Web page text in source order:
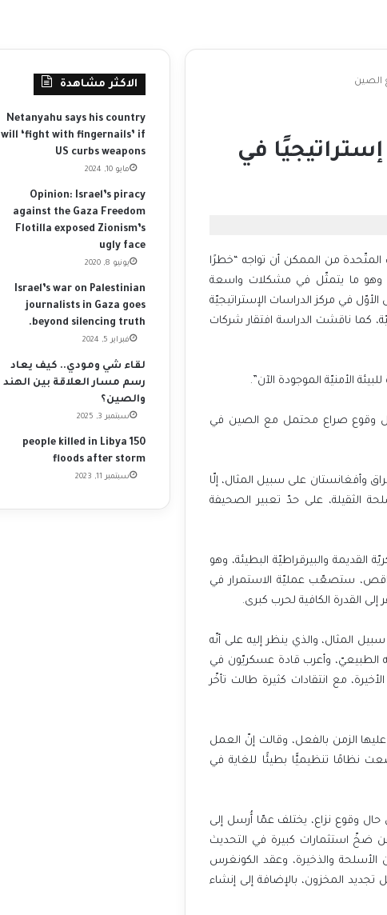
الصين
في
المتّحدة من الممكن أن تواجه “خطرًا
وهو ما يتمثّل في مشكلات واسعة
في مركز الدراسات الإستراتيجيّة
كما ناقشت الدراسة افتقار شركات
الأمنيّة الموجودة الآن”.
حال وقوع صراع محتمل مع الصين في
وأفغانستان على سبيل المثال، إلّا
الثقيلة، على حدّ تعبير الصحيفة
والبيرقراطيّة البطيئة، وهو
ستصعّب عمليّة الاستمرار في
إلى القدرة الكافية لحرب كبرى.
المثال، والذي ينظر إليه على أنّه
الطبيعيّ، وأعرب قادة عسكريّون في
مع انتقادات كثيرة طالت تأخّر
عليها الزمن بالفعل، وقالت إنّ العمل
المتّحدة قد وضعت نظامًا تنظيميًّا بطيئًا للغاية في
حال وقوع نزاع، يختلف عمّا أُرسل إلى
عن ضخّ استثمارات كبيرة في التحديث
الأسلحة والذخيرة، وعقد الكونغرس
تجديد المخزون، بالإضافة إلى إنشاء
الاكثر مشاهدة
Netanyahu says his country
will ‘fight with fingernails’ if
US curbs weapons
مايو 10, 2024
Opinion: Israel’s piracy
against the Gaza Freedom
Flotilla exposed Zionism’s
ugly face
يونيو 8, 2020
Israel’s war on Palestinian
journalists in Gaza goes
beyond silencing truth.
فبراير 5, 2024
لقاء شي ومودي.. كيف يعاد
رسم مسار العلاقة بين الهند
والصين؟
سبتمبر 3, 2025
150 people killed in Libya
floods after storm
سبتمبر 11, 2023